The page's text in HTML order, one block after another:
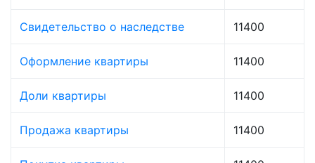
Свидетельство о наследстве 11400
Оформление квартиры 11400
Доли квартиры 11400
Продажа квартиры 11400